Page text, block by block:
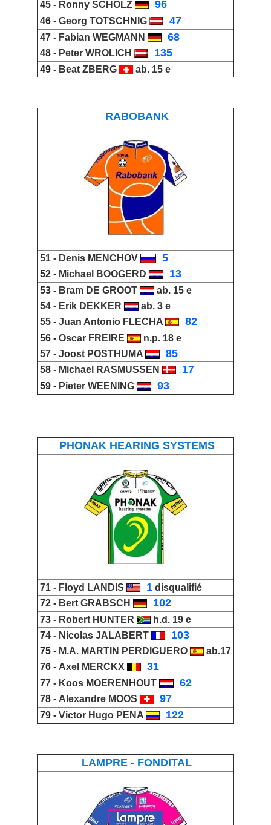
45 - Ronny SCHOLZ 96
46 - Georg TOTSCHNIG 47
47 - Fabian WEGMANN 68
48 - Peter WROLICH 135
49 - Beat ZBERG ab. 15 e
RABOBANK
51 - Denis MENCHOV 5
52 - Michael BOOGERD 13
53 - Bram DE GROOT
ab. 15 e
54 - Erik DEKKER
ab. 3 e
55 - Juan Antonio FLECHA 82
56 - Oscar FREIRE
n.p. 18 e
57 - Joost POSTHUMA 85
58 - Michael RASMUSSEN 17
59 - Pieter WEENING 93
PHONAK HEARING SYSTEMS
71 - Floyd LANDIS 1 disqualifié
72 - Bert GRABSCH 102
73 - Robert HUNTER
h.d. 19 e
74 - Nicolas JALABERT 103
75 - M.A. MARTIN PERDIGUERO
ab.17
76 - Axel MERCKX 31
77 - Koos MOERENHOUT 62
78 - Alexandre MOOS 97
79 - Victor Hugo PENA 122
LAMPRE - FONDITAL